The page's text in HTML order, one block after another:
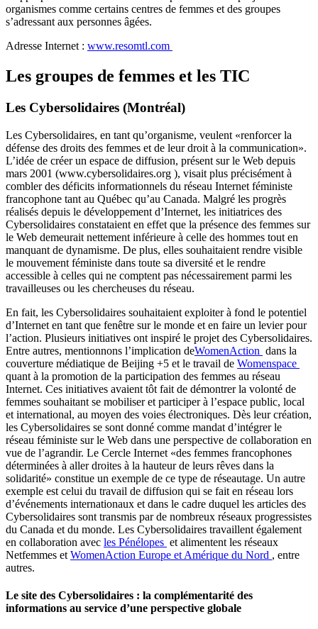
organismes comme certains centres de femmes et des groupes
s’adressant aux personnes âgées.
Adresse Internet : www.resomtl.com
Les groupes de femmes et les TIC
Les Cybersolidaires (Montréal)
Les Cybersolidaires, en tant qu’organisme, veulent «renforcer la
défense des droits des femmes et de leur droit à la communication».
L’idée de créer un espace de diffusion, présent sur le Web depuis
mars 2001 (www.cybersolidaires.org ), visait plus précisément à
combler des déficits informationnels du réseau Internet féministe
francophone tant au Québec qu’au Canada. Malgré les progrès
réalisés depuis le développement d’Internet, les initiatrices des
Cybersolidaires constataient en effet que la présence des femmes sur
le Web demeurait nettement inférieure à celle des hommes tout en
manquant de dynamisme. De plus, elles souhaitaient rendre visible
le mouvement féministe dans toute sa diversité et le rendre
accessible à celles qui ne comptent pas nécessairement parmi les
travailleuses ou les chercheuses du réseau.
En fait, les Cybersolidaires souhaitaient exploiter à fond le potentiel
d’Internet en tant que fenêtre sur le monde et en faire un levier pour
l’action. Plusieurs initiatives ont inspiré le projet des Cybersolidaires.
Entre autres, mentionnons l’implication deWomenAction dans la
couverture médiatique de Beijing +5 et le travail de Womenspace
quant à la promotion de la participation des femmes au réseau
Internet. Ces initiatives avaient tôt fait de démontrer la volonté de
femmes souhaitant se mobiliser et participer à l’espace public, local
et international, au moyen des voies électroniques. Dès leur création,
les Cybersolidaires se sont donné comme mandat d’intégrer le
réseau féministe sur le Web dans une perspective de collaboration en
vue de l’agrandir. Le Cercle Internet «des femmes francophones
déterminées à aller droites à la hauteur de leurs rêves dans la
solidarité» constitue un exemple de ce type de réseautage. Un autre
exemple est celui du travail de diffusion qui se fait en réseau lors
d’événements internationaux et dans le cadre duquel les articles des
Cybersolidaires sont transmis par de nombreux réseaux progressistes
du Canada et du monde. Les Cybersolidaires travaillent également
en collaboration avec les Pénélopes et alimentent les réseaux
Netfemmes et WomenAction Europe et Amérique du Nord , entre
autres.
Le site des Cybersolidaires : la complémentarité des
informations au service d’une perspective globale